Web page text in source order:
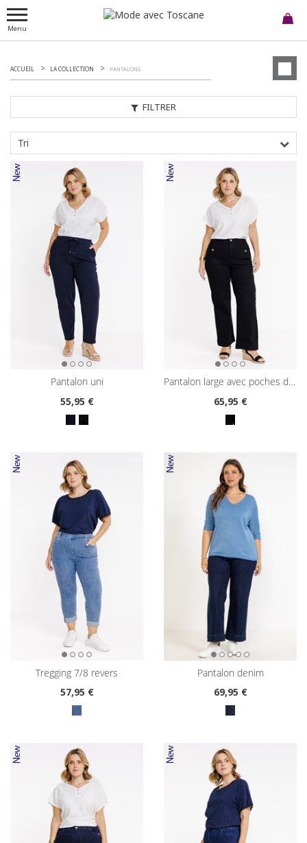
Menu
FILTRER
ACCUEIL LA COLLECTION PANTALONS
Tri
pantalon uni
55,95 €
pantalon large avec poches devant
65,95 €
tregging 7/8 revers
57,95 €
pantalon denim
69,95 €